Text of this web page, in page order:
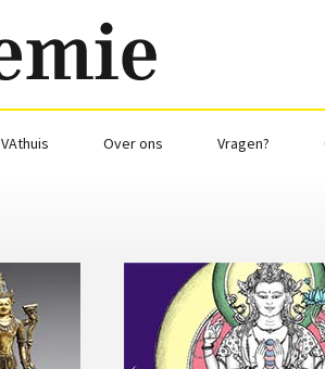
VAthuis Over ons Vragen?